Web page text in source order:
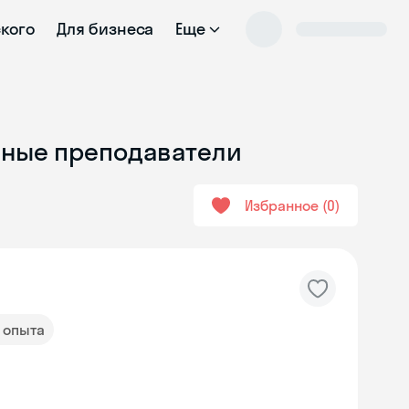
Для бизнеса Еще
преподаватели
Избранное 0
опыта